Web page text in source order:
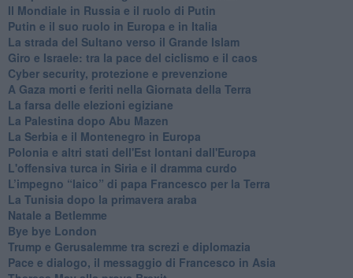
Il Mondiale in Russia e il ruolo di Putin
Putin e il suo ruolo in Europa e in Italia
La strada del Sultano verso il Grande Islam
Giro e Israele: tra la pace del ciclismo e il caos
Cyber security, protezione e prevenzione
A Gaza morti e feriti nella Giornata della Terra
La farsa delle elezioni egiziane
La Palestina dopo Abu Mazen
La Serbia e il Montenegro in Europa
Polonia e altri stati dell'Est lontani dall'Europa
L'offensiva turca in Siria e il dramma curdo
L’impegno “laico” di papa Francesco per la Terra
La Tunisia dopo la primavera araba
Natale a Betlemme
Bye bye London
Trump e Gerusalemme tra screzi e diplomazia
Pace e dialogo, il messaggio di Francesco in Asia